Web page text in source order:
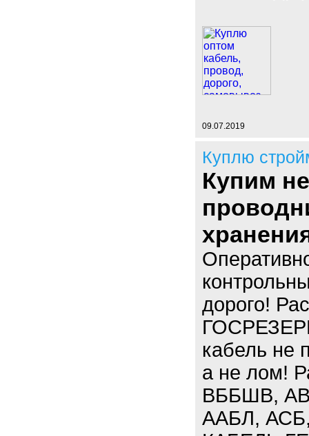
09.07.2019
Куплю
Купим
дорого!
кабель не
а не лом!
ВББШВ,
ААБЛ,